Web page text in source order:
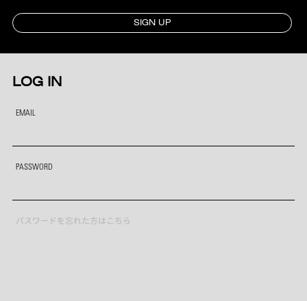
SIGN UP
LOG IN
EMAIL
PASSWORD
パスワードを忘れた方はこちら